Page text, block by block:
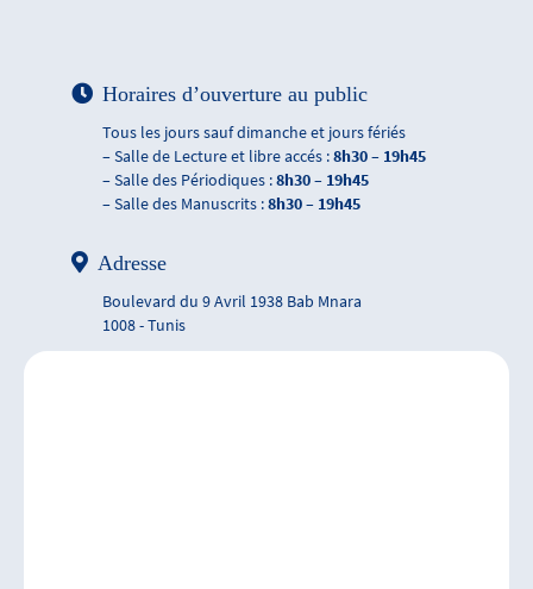
Horaires d’ouverture au public
Tous les jours sauf dimanche et jours fériés
– Salle de Lecture et libre accés :8h30 – 19h45
– Salle des Périodiques :8h30 – 19h45
– Salle des Manuscrits :8h30 – 19h45
Adresse
Boulevard du 9 Avril 1938 Bab Mnara
1008 - Tunis